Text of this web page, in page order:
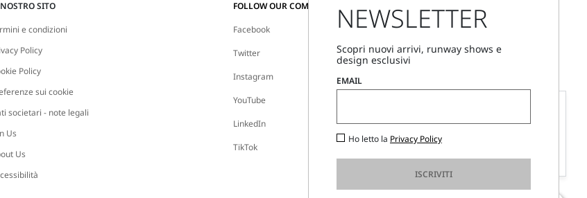
SITO
e condizioni
Policy
Policy
sui cookie
societari - note legali
Us
Us
FOLLOW OUR COMMUNITY
Facebook
Twitter
Instagram
YouTube
LinkedIn
TikTok
Italia
Ciao, sono la tua Personal Stylist, come posso
NEWSLETTER
Scopri nuovi arrivi, runway shows e
design esclusivi
EMAIL
Ho letto la Privacy Policy
ISCRIVITI